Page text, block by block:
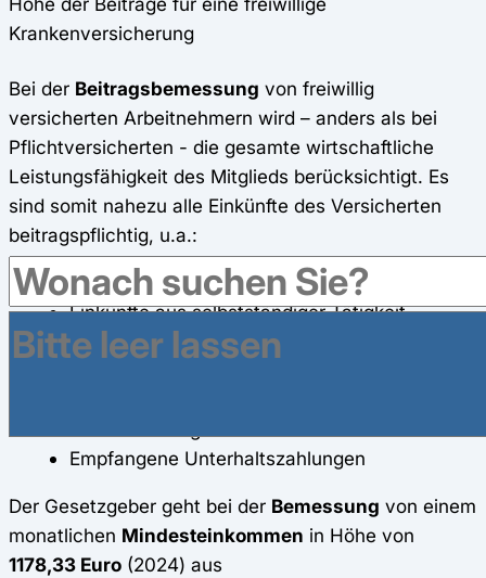
Krankenversicherung
Bei der Beitragsbemessung von freiwillig
versicherten Arbeitnehmern wird – anders als bei
Pflichtversicherten - die gesamte wirtschaftliche
Leistungsfähigkeit des Mitglieds berücksichtigt. Es
sind somit nahezu alle Einkünfte des Versicherten
beitragspflichtig, u.a.:
Arbeitsentgelt
Einkünfte aus selbstständiger Tätigkeit
Einkünfte aus Vermietung und Verpachtung
Empfangene Unterhaltszahlungen
Der Gesetzgeber geht bei der Bemessung von einem
monatlichen Mindesteinkommen in Höhe von
1178,33 Euro (2024) aus